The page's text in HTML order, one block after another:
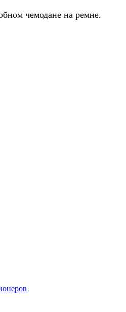
чемодане на ремне.